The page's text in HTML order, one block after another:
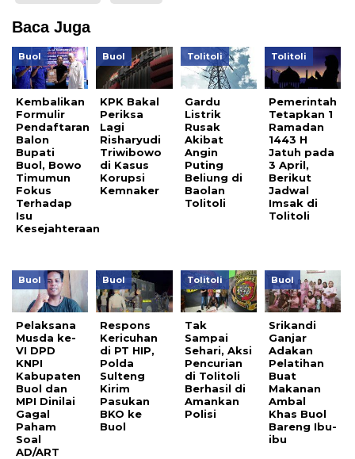
Baca Juga
Buol
Kembalikan
Formulir
Pendaftaran
Balon
Bupati
Buol, Bowo
Timumun
Fokus
Terhadap
Isu
Kesejahteraan
Buol
KPK Bakal
Periksa
Lagi
Risharyudi
Triwibowo
di Kasus
Korupsi
Kemnaker
Tolitoli
Gardu
Listrik
Rusak
Akibat
Angin
Puting
Beliung di
Baolan
Tolitoli
Tolitoli
Pemerintah
Tetapkan 1
Ramadan
1443 H
Jatuh pada
3 April,
Berikut
Jadwal
Imsak di
Tolitoli
Buol
Pelaksana
Musda ke-
VI DPD
KNPI
Kabupaten
Buol dan
MPI Dinilai
Gagal
Paham
Soal
AD/ART
Buol
Respons
Kericuhan
di PT HIP,
Polda
Sulteng
Kirim
Pasukan
BKO ke
Buol
Tolitoli
Tak
Sampai
Sehari, Aksi
Pencurian
di Tolitoli
Berhasil di
Amankan
Polisi
Buol
Srikandi
Ganjar
Adakan
Pelatihan
Buat
Makanan
Ambal
Khas Buol
Bareng Ibu-
ibu